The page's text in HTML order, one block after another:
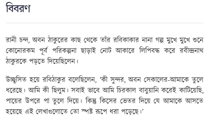
বিবরণ
রানী চন্দ, অবন ঠাকুরের কাছ থেকেতাঁররবিকাকার নানা গল্প মুখে মুখে শুনে
কোনোরকম পূর্ব পরিকল্পনা ছাড়াই নোটআকারে লিপিবদ্ধকরে রবীন্দ্রনাথ
ঠাকুরকে পড়তে দিয়েছিলেন।
উচ্ছ্বসিত হয়ে রবিঠাকুর বলেছিলেন, ‘কী সুন্দর,অবন সেকালের-আমাকে তুলে
ধরেছে। আমি কী ছিলুম। সবাই ভাবে আমি চিরকাল বাবুয়ানি করেই কাটিয়েছি,
পায়ের উপরে পা তুলে দিয়ে। কিন্তু কিসের ভেতর দিয়ে যে আমাকে আসতে
হয়েছে এই লেখাগুলোতে তো স্পষ্ট রূপে ধরা পড়েছে।’